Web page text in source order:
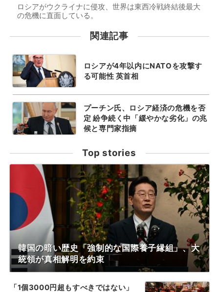
ロシアがウクライナに侵攻、世界は東西冷戦終結後最大
の危機に直面している。
関連記事
ロシアが4年以内にNATOを攻撃す
る可能性 英首相
プーチン氏、ロシア経済の危機を否
定 紛争続く中「緩やかな劣化」の兆
候と専門家指摘
Top stories
韓国の暗い歴史「強制的な国際養子縁組」、大
統領が真相解明を約束
「1個3000円超もすべきではない」